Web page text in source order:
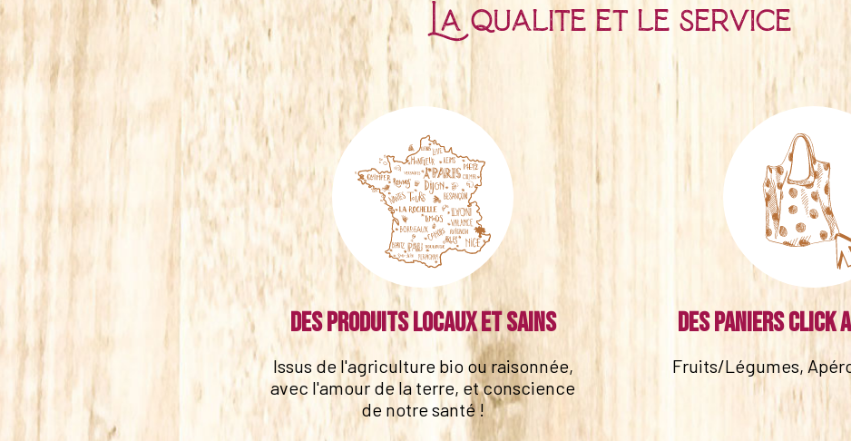
La qualité et le service
Des produits locaux et sains
Issus de l'agriculture bio ou raisonnée,
avec l'amour de la terre, et conscience
de notre santé !
Des paniers click
Fruits/Légumes,